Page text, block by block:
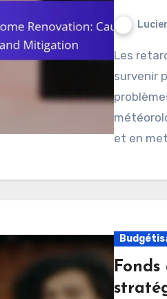
Les retards dans les rénovations domiciliaires peuvent
survenir
et en